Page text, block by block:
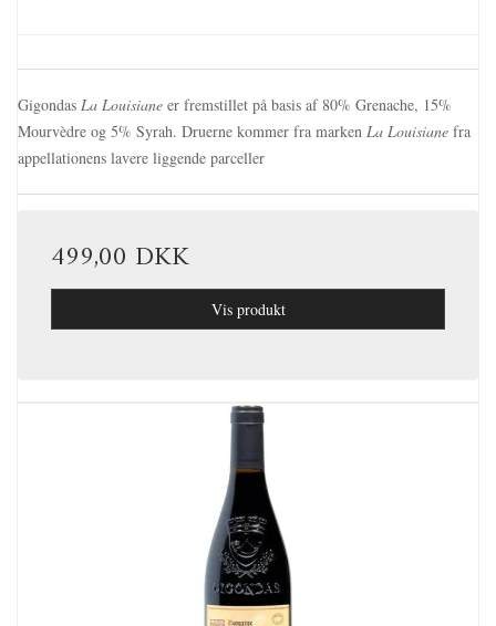
Gigondas La Louisiane er fremstillet på basis af 80% Grenache, 15%
Mourvèdre og 5% Syrah. Druerne kommer fra marken La Louisiane fra
appellationens lavere liggende parceller
499,00 DKK
Vis produkt